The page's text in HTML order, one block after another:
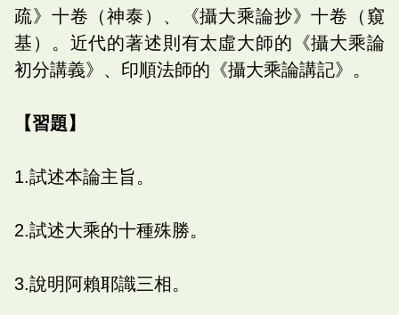
疏》十卷（神泰）、《攝大乘論抄》十卷（窺
基）。近代的著述則有太虛大師的《攝大乘論
初分講義》、印順法師的《攝大乘論講記》。
【習題】
1.試述本論主旨。
2.試述大乘的十種殊勝。
3.說明阿賴耶識三相。